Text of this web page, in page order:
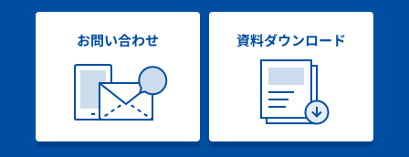
お問い合わせ 資料ダウンロード